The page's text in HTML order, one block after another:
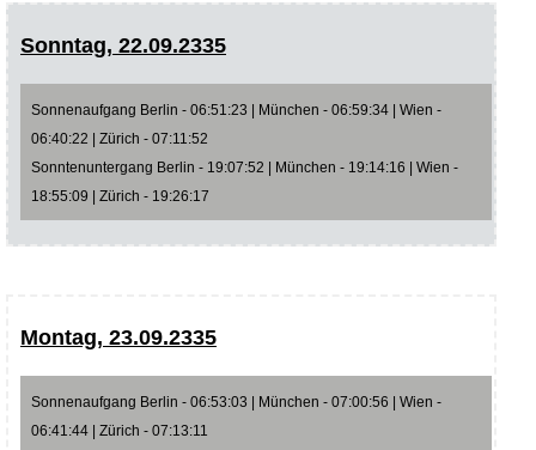
Sonntag, 22.09.2335
Sonnenaufgang Berlin - 06:51:23 | München - 06:59:34 | Wien -
06:40:22 | Zürich - 07:11:52
Sonntenuntergang Berlin - 19:07:52 | München - 19:14:16 | Wien -
18:55:09 | Zürich - 19:26:17
Montag, 23.09.2335
Sonnenaufgang Berlin - 06:53:03 | München - 07:00:56 | Wien -
06:41:44 | Zürich - 07:13:11